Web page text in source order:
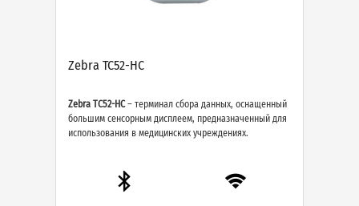
Zebra TC52-HC
Zebra TC52-HC– терминал сбора данных, оснащенный
большим сенсорным дисплеем, предназначенный для
использования в медицинских учреждениях.